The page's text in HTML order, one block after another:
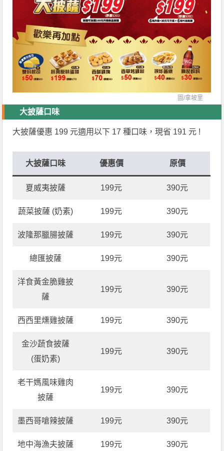
圖/拿坡里
大披薩口味
大披薩優惠 199 元適用以下 17 種口味，現省 191 元 !
大披薩口味 優惠價 原價
夏威夷披薩 199元 390元
蔬菜披薩 (奶素) 199元 390元
波隆那臘腸披薩 199元 390元
總匯披薩 199元 390元
洋食黃金脆雞披
薩
199元 390元
西西里燻雞披薩 199元 390元
金沙蔬食披薩
(蛋奶素)
199元 390元
老干媽風味雞肉
披薩
199元 390元
墨西哥嗆辣披薩 199元 390元
地中海漁夫披薩 199元 390元